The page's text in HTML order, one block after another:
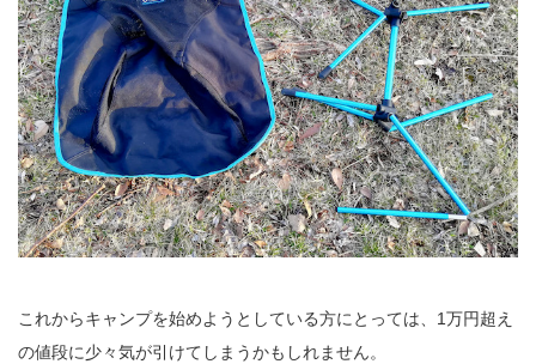
これからキャンプを始めようとしている方にとっては、1万円超え
の値段に少々気が引けてしまうかもしれません。